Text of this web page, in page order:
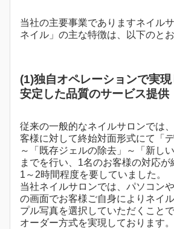
当社の主要事業でありますネイル
ネイル」の主な特徴は、以下のと
(1)独自オペレーションで実
安定した品質のサービス提供
従来の一般的なネイルサロンでは
客様に対して終始対面形式にて「
～「既存ジェルの除去」～「新し
までを行い、1名のお客様の対応が
1～2時間程度を要していました。
当社ネイルサロンでは、パソコン
の画面でお客様ご自身によりネイ
プル写真を選択していただくこと
オーダー方式を実現しております